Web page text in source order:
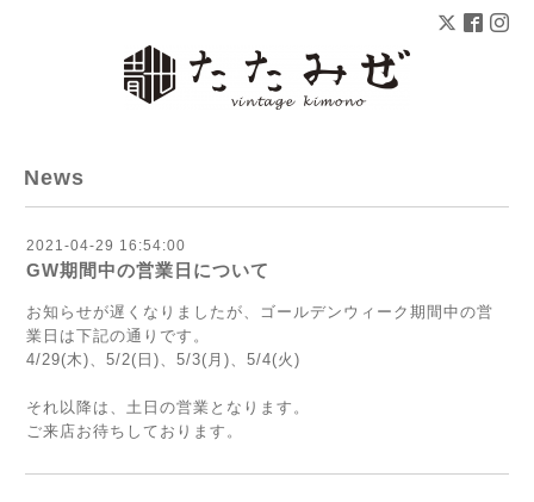
News
2021-04-29 16:54:00
GW期間中の営業日について
お知らせが遅くなりましたが、ゴールデンウィーク期間中の営
業日は下記の通りです。
4/29(木)、5/2(日)、5/3(月)、5/4(火)
それ以降は、土日の営業となります。
ご来店お待ちしております。